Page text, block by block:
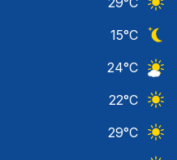
15°C
24°C
22°C
29°C